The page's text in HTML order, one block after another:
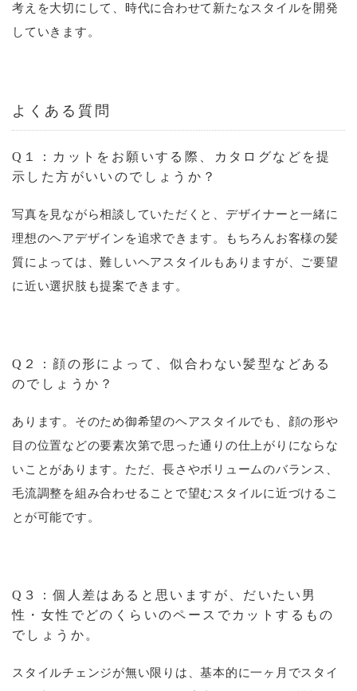
考えを大切にして、時代に合わせて新たなスタイルを開発
していきます。
よくある質問
Q１：カットをお願いする際、カタログなどを提
示した方がいいのでしょうか？
写真を見ながら相談していただくと、デザイナーと一緒に
理想のヘアデザインを追求できます。もちろんお客様の髪
質によっては、難しいヘアスタイルもありますが、ご要望
に近い選択肢も提案できます。
Q２：顔の形によって、似合わない髪型などある
のでしょうか？
あります。そのため御希望のヘアスタイルでも、顔の形や
目の位置などの要素次第で思った通りの仕上がりにならな
いことがあります。ただ、長さやボリュームのバランス、
毛流調整を組み合わせることで望むスタイルに近づけるこ
とが可能です。
Q３：個人差はあると思いますが、だいたい男
性・女性でどのくらいのペースでカットするもの
でしょうか。
スタイルチェンジが無い限りは、基本的に一ヶ月でスタイ